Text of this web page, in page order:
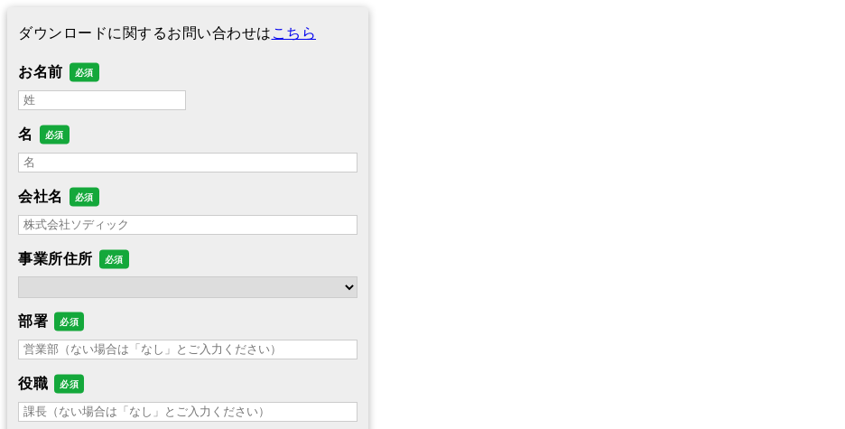
ダウンロードに関するお問い合わせは こちら
お名前
名
会社名
事業所住所
部署
役職